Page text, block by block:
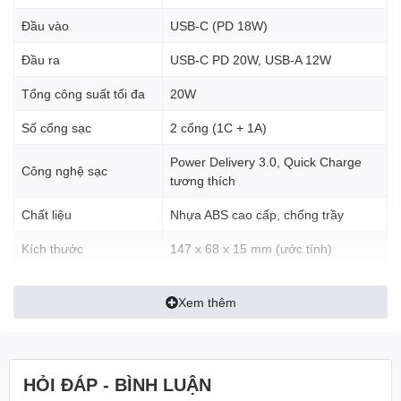
Đầu vào USB-C (PD 18W)
Đầu ra USB-C PD 20W, USB-A 12W
Tổng công suất tối đa 20W
Số cổng sạc 2 cổng (1C + 1A)
Công nghệ sạc
Power Delivery 3.0, Quick Charge
tương thích
Chất liệu Nhựa ABS cao cấp, chống trầy
Kích thước 147 x 68 x 15 mm (ước tính)
Trọng lượng Khoảng 250g
Bảo hành 2 năm chính hãng Belkin
Xem thêm
HỎI ĐÁP - BÌNH LUẬN